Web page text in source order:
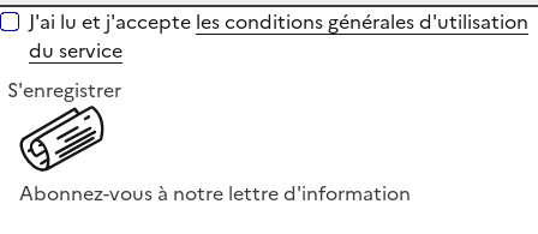
J'ai lu et j'accepte les conditions générales d'utilisation
du service
S'enregistrer
Abonnez-vous à notre lettre d'information